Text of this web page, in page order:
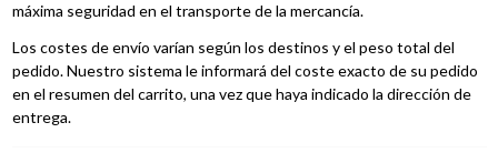
máxima seguridad en el transporte de la mercancía.
Los costes de envío varían según los destinos y el peso total del
pedido. Nuestro sistema le informará del coste exacto de su pedido
en el resumen del carrito, una vez que haya indicado la dirección de
entrega.